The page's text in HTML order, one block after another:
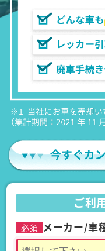
ご利
必須 メーカー/車